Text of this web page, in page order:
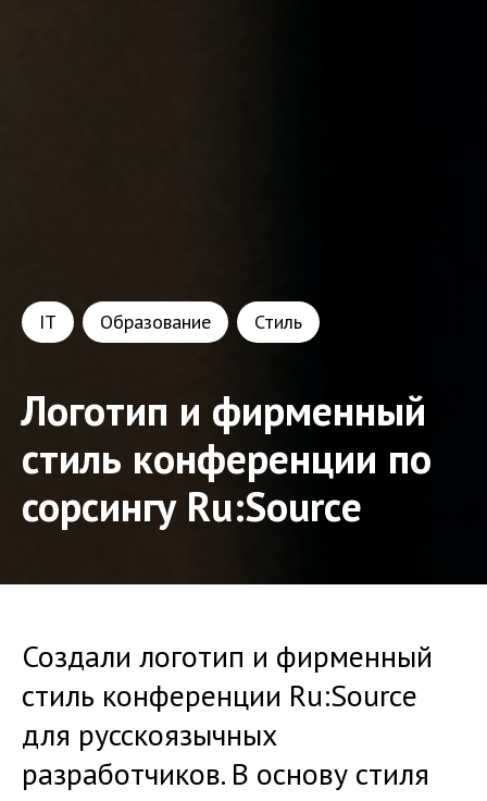
IT Образование Стиль
Логотип и фирменный
стиль конференции по
сорсингу Ru:Sourсe
Создали логотип и фирменный
стиль конференции Ru:Sourсe
для русскоязычных
разработчиков. В основу стиля